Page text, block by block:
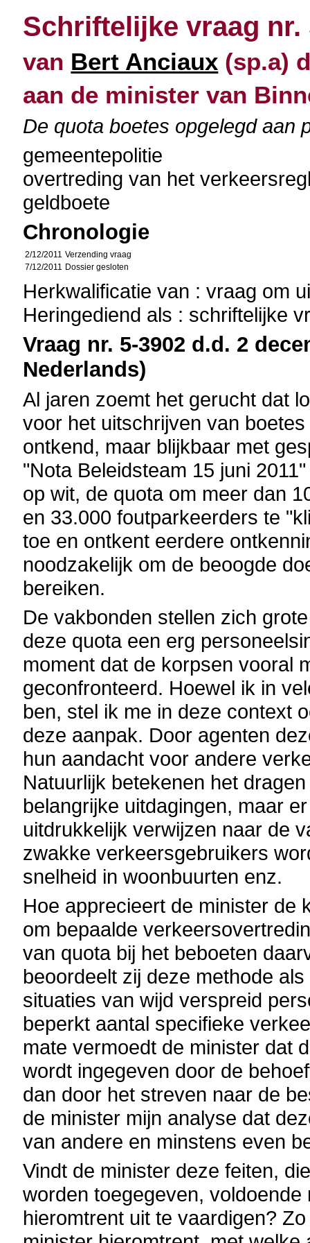
Schriftelijke vraag nr.
van Bert Anciaux (sp.a)
aan de minister van
De quota boetes opgelegd aan
gemeentepolitie
overtreding van het
geldboete
Chronologie
2/12/2011 Verzending vraag
7/12/2011 Dossier gesloten
Herkwalificatie van : vraag om
Heringediend als : schriftelijke
Vraag nr. 5-3902 d.d. 2
Nederlands)
Al jaren zoemt het gerucht dat
voor het uitschrijven van
ontkend, maar blijkbaar met
"Nota Beleidsteam 15 juni
op wit, de quota om meer dan
en 33.000 foutparkeerders te
toe en ontkent eerdere
noodzakelijk om de beoogde
bereiken.
De vakbonden stellen zich
deze quota een erg
moment dat de korpsen vooral
geconfronteerd. Hoewel ik in
ben, stel ik me in deze context
deze aanpak. Door agenten
hun aandacht voor andere
Natuurlijk betekenen het
belangrijke uitdagingen, maar
uitdrukkelijk verwijzen naar de
zwakke verkeersgebruikers
snelheid in woonbuurten enz.
Hoe apprecieert de minister de
om bepaalde
van quota bij het beboeten
beoordeelt zij deze methode
situaties van wijd verspreid
beperkt aantal specifieke
mate vermoedt de minister dat
wordt ingegeven door de
dan door het streven naar de
de minister mijn analyse dat
van andere en minstens even
Vindt de minister deze feiten,
worden toegegeven,
hieromtrent uit te vaardigen?